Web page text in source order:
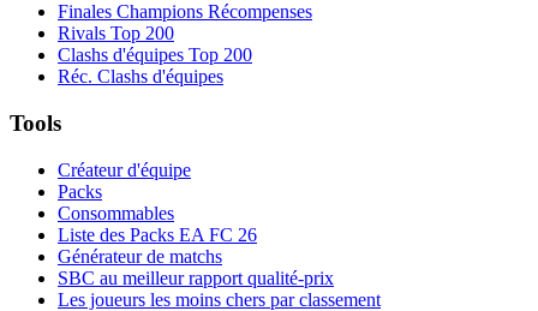
Finales Champions Récompenses
Rivals Top 200
Clashs d'équipes Top 200
Réc. Clashs d'équipes
Tools
Créateur d'équipe
Packs
Consommables
Liste des Packs EA FC 26
Générateur de matchs
SBC au meilleur rapport qualité-prix
Les joueurs les moins chers par classement